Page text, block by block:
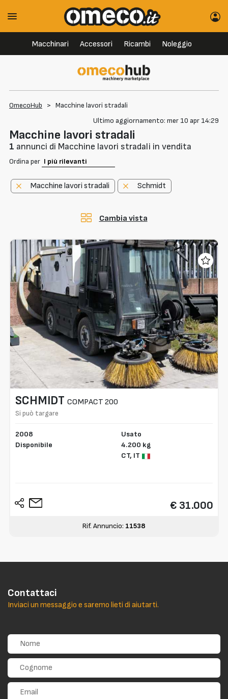
Macchinari Accessori Ricambi Noleggio
OmecoHub > Macchine lavori stradali
Ultimo aggiornamento: mer 10 apr 14:29
Macchine lavori stradali
1 annunci di Macchine lavori stradali in vendita
Ordina per
Macchine lavori stradali Schmidt
Cambia vista
SCHMIDT COMPACT 200
Si può targare
2008
Disponibile
Usato
4.200 kg
CT, IT
€ 31.000
Rif. Annuncio: 11538
Contattaci
Inviaci un messaggio e saremo lieti di aiutarti.